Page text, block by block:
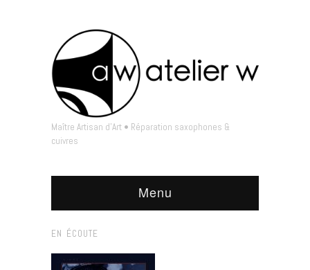
Maître Artisan d'Art • Réparation saxophones &
cuivres
Menu
EN ÉCOUTE